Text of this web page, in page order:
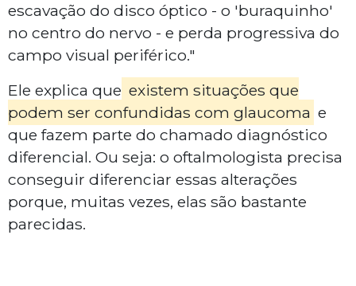
escavação do disco óptico - o 'buraquinho'
no centro do nervo - e perda progressiva do
campo visual periférico."
Ele explica que existem situações que
podem ser confundidas com glaucoma e
que fazem parte do chamado diagnóstico
diferencial. Ou seja: o oftalmologista precisa
conseguir diferenciar essas alterações
porque, muitas vezes, elas são bastante
parecidas.